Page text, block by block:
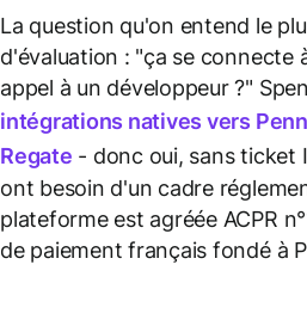
La question qu'on entend le
d'évaluation : "ça se connecte
appel à un développeur ?"
intégrations natives vers
Regate - donc oui, sans ticket
ont besoin d'un cadre
plateforme est agréée ACPR
de paiement français fondé à